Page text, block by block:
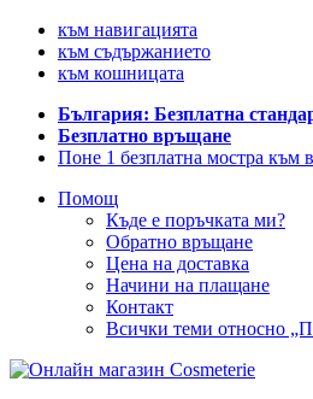
към навигацията
към съдържанието
към кошницата
България: Безплатна
Безплатно връщане
Поне 1 безплатна мостра към
Помощ
Къде е поръчката ми?
Обратно връщане
Цена на доставка
Начини на плащане
Контакт
Всички теми относно